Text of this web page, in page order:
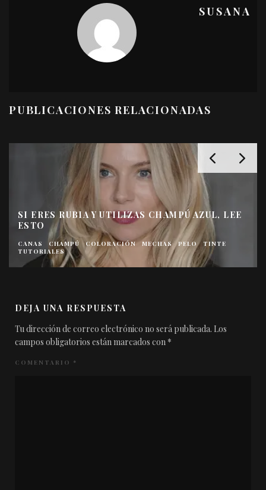
SUSANA
PUBLICACIONES RELACIONADAS
SI ERES RUBIA Y UTILIZAS CHAMPÚ AZUL, LEE
ESTO
CANAS CHAMPÚ COLORACIÓN MECHAS PELO
TINTE
TUTORIALES
DEJA UNA RESPUESTA
Tu dirección de correo electrónico no será publicada. Los
campos obligatorios están marcados con *
COMENTARIO *